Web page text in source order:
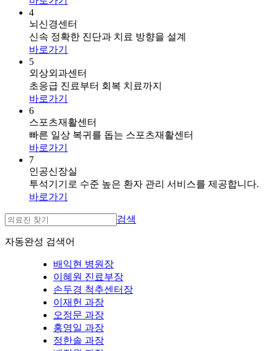
4
뇌신경센터
신속 정확한 진단과 치료 방향을 설계
바로가기
5
외상외과센터
초응급 진료부터 회복 치료까지
바로가기
6
스포츠재활센터
빠른 일상 복귀를 돕는 스포츠재활센터
바로가기
7
인공신장실
투석기기로 수준 높은 환자 관리 서비스를 제공합니다.
바로가기
검색
자동완성 검색어
배익현 병원장
이혜원 진료부장
손두경 척추센터장
이재헌 과장
오정문 과장
홍영일 과장
정한솔 과장